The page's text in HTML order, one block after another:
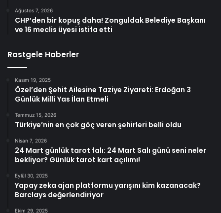
Ağustos 7, 2026
CHP’den bir kopuş daha! Zonguldak Belediye Başkanı
ve 16 meclis üyesi istifa etti
Rastgele Haberler
Kasım 19, 2025
Özel’den Şehit Ailesine Taziye Ziyareti: Erdoğan 3
Günlük Milli Yas İlan Etmeli
Temmuz 15, 2026
Türkiye’nin en çok göç veren şehirleri belli oldu
Nisan 7, 2026
24 Mart günlük tarot falı: 24 Mart Salı günü seni neler
bekliyor? Günlük tarot kart açılımı!
Eylül 30, 2025
Yapay zeka ajan platformu yarışını kim kazanacak?
Barclays değerlendiriyor
Ekim 29, 2025